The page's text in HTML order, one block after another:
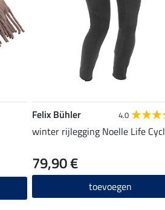
Felix Bühler 4.0
winter rijlegging Noelle Life
79,90 €
toevoegen